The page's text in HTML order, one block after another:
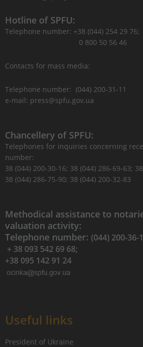
Hotline of SPFU:
Telephone number: +38 (044) 254 29 76;
0 800 50 56 46
Contacts for mass media:
Telephone number: (044) 200-31-11
e-mail: press@spfu.gov.ua
Chancellery of SPFU:
Telephones for inquiries concerning
number:
38 (044) 200-30-16; 38 (044) 286-69-63;
38 (044) 286-75-90; 38 (044) 200-32-83
Methodical assistance to
valuation activity:
Telephone number: (044) 200-36-
+ 38 093 542 69 68;
+38 095 142 91 24
Useful links
President of Ukraine